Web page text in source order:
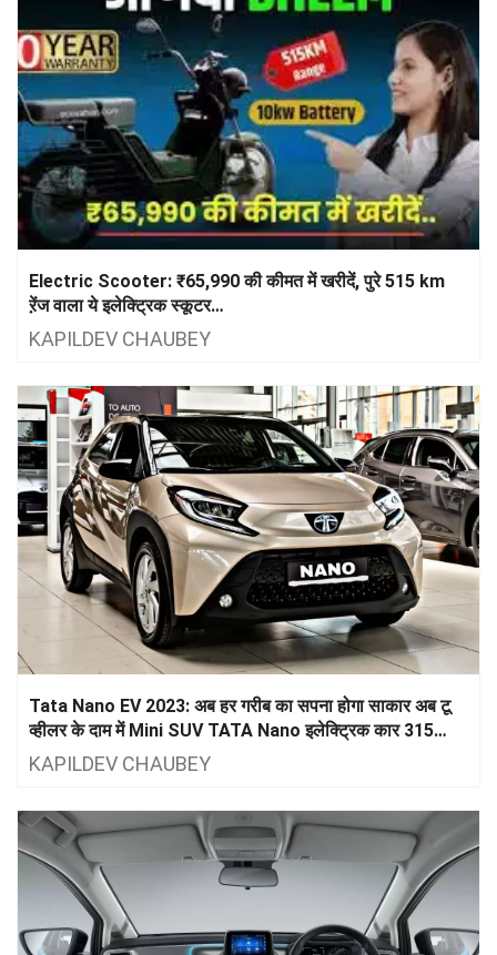
Electric Scooter: ₹65,990 की कीमत में खरीदें, पुरे 515 km
ऱेंज वाला ये इलेक्ट्रिक स्कूटर…
KAPILDEV CHAUBEY
Tata Nano EV 2023: अब हर गरीब का सपना होगा साकार अब टू
व्हीलर के दाम में Mini SUV TATA Nano इलेक्ट्रिक कार 315
किलोमीटर की दमदार रेंज के साथ।
KAPILDEV CHAUBEY